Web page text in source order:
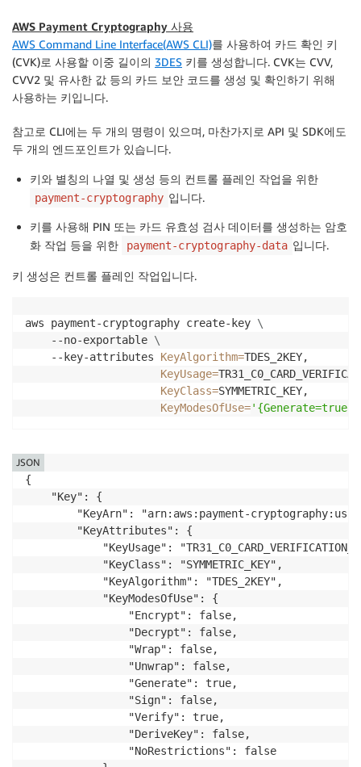
AWS Payment Cryptography 사용
AWS Command Line Interface(AWS CLI)를 사용하여 카드 확인 키
(CVK)로 사용할 이중 길이의 3DES 키를 생성합니다. CVK는 CVV,
CVV2 및 유사한 값 등의 카드 보안 코드를 생성 및 확인하기 위해
사용하는 키입니다.
참고로 CLI에는 두 개의 명령이 있으며, 마찬가지로 API 및 SDK에도
두 개의 엔드포인트가 있습니다.
키와 별칭의 나열 및 생성 등의 컨트롤 플레인 작업을 위한
payment-cryptography 입니다.
키를 사용해 PIN 또는 카드 유효성 검사 데이터를 생성하는 암호
화 작업 등을 위한
payment-cryptography-data 입니다.
키 생성은 컨트롤 플레인 작업입니다.
aws payment-cryptography create-key \
    --no-exportable
\
    --key-attributes
KeyAlgorithm=TDES_2KEY,
KeyUsage=
KeyClass=SYMMETRIC_KEY,
KeyModesOfUse=
{
    "Key": {
"KeyArn": "arn:aws:payment-
        "KeyAttributes": {
"KeyUsage":
            "KeyClass": "SYMMETRIC_KEY",
            "KeyAlgorithm": "TDES_2KEY",
            "KeyModesOfUse": {
                "Encrypt": false,
                "Decrypt": false,
                "Wrap": false,
                "Unwrap": false,
                "Generate": true,
                "Sign": false,
                "Verify": true,
                "DeriveKey": false,
                "NoRestrictions": false
JSON